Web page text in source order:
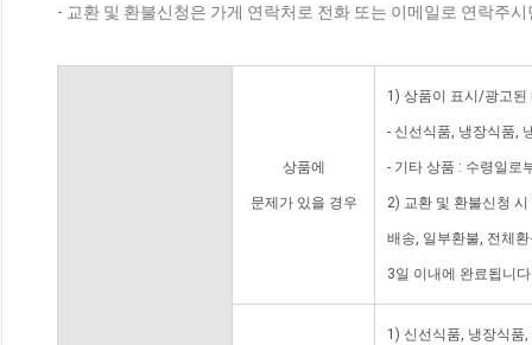
- 교환 및 환불신청은 가게 연락처로 전화 또는 이메일로 연락주
상품에
문제가 있을 경우
1) 상품이 표시/광고된
- 신선식품, 냉장식품,
- 기타 상품 : 수령일로
2) 교환 및 환불신청
배송, 일부환불, 전체
3일 이내에 완료됩니
1) 신선식품, 냉장식품